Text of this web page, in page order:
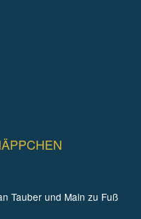
Tauber und Main zu Fuß